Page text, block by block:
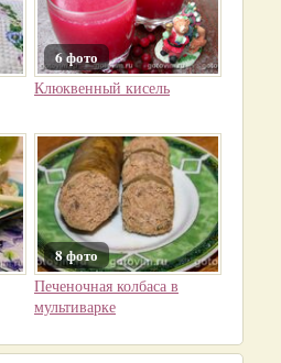
6 фото
Клюквенный кисель
8 фото
Печеночная колбаса в
мультиварке